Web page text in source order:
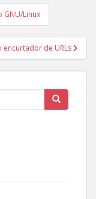
GNU/Linux
de URLs